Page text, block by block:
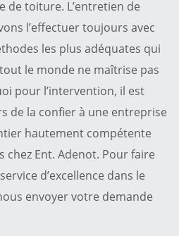
de toiture. L’entretien de
l’effectuer toujours avec
les plus adéquates qui
le monde ne maîtrise pas
pour l’intervention, il est
de la confier à une entreprise
hautement compétente
chez Ent. Adenot. Pour faire
d’excellence dans le
envoyer votre demande